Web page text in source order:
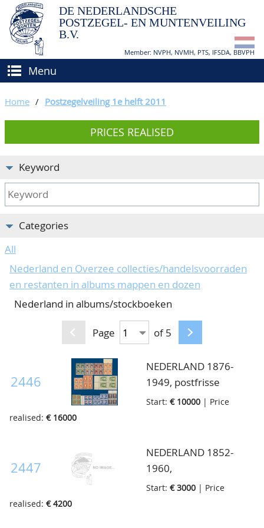
DE NEDERLANDSCHE
POSTZEGEL- EN MUNTENVEILING
B.V.
Member: NVPH, NVMH, PTS, IFSDA, BBVPH
Menu
BUY AND SELL
How to sell?
How to buy?
Conditions
BIDDING
APPRAISALS
CATALOGUE/RESULTS
CALENDAR
Our Team
80 Years NPV
CONTACT
ACCOUNT
Home / Postzegelveiling 1e helft 2011
PRICES REALISED
Keyword
Categories
All
Nederland en Overzee collecties/handelsvoorraden
en restanten in albums mappen en dozen
Nederland in albums/stockboeken
Page of 5
2446
NEDERLAND 1876-
1949, postfrisse
voorraad beginnend
o.a. 50ct nr.45 in blok
van vier verder veel
losse nummers van de
Bontkraagserie waarbij
Start: € 10000 | Price
realised: € 16000
2447
NEDERLAND 1852-
1960,
(on)gebruikte/postfrisse
Start: € 3000 | Price
realised: € 4200